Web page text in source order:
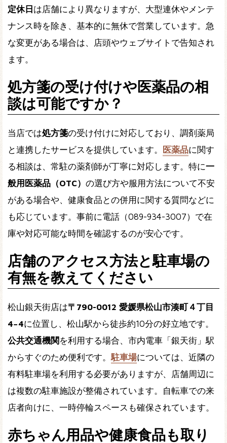
定休日 は店舗により異なりますが、大型連休やメンテ
ナンス時を除き、基本的に無休で営業しています。急
な変更がある場合は、店頭やウェブサイトで告知され
ます。
処方箋の受け付けや医薬品の相
談は可能ですか？
当店では処方箋の受け付けに対応しており、調剤薬局
と連携したサービスを提供しています。
医薬品に関す
る相談は、常駐の薬剤師が丁寧に対応します。特に一
般用医薬品（OTC） の選び方や服用方法について不安
がある場合や、健康食品との併用に関する質問などに
も応じています。事前に電話（089-934-3007）で在
庫や対応可能な時間を確認するのが安心です。
店舗のアクセス方法と駐車場の
有無を教えてください
松山銀天街店は〒790-0012 愛媛県松山市湊町４丁目
4−4に位置し、松山駅から徒歩約10分の好立地です。
公共交通機関 を利用する場合、市内電車「銀天街」駅
からすぐのため便利です。駐車場については、近隣の
有料駐車場を利用する必要がありますが、店舗周辺に
は複数の駐車施設が整備されています。自転車での来
店者向けに、一時停輪スペースも確保されています。
赤ちゃん用品や健康食品も取り